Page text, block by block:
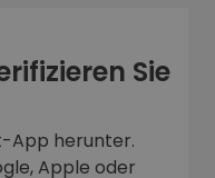
Sie
App herunter.
Apple oder